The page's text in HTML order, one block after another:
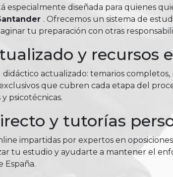
especialmente diseñada para quienes
. Ofrecemos un sistema de
tu preparación con otras
y recursos
actualizado: temarios completos,
que cubren cada etapa del
psicotécnicas.
y tutorías
impartidas por expertos en
tu estudio y ayudarte a mantener el
España.